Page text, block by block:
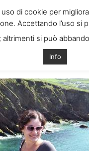
dublino a piedi
di cookie per
Accettando l’uso si
altrimenti si può
Info